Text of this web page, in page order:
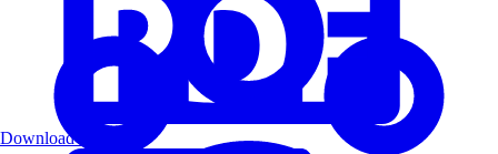
Download PDF